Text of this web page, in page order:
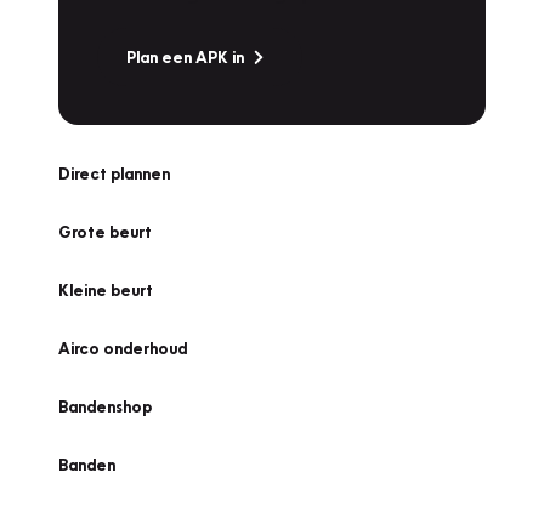
Plan een APK in
Direct plannen
Grote beurt
Kleine beurt
Airco onderhoud
Bandenshop
Banden